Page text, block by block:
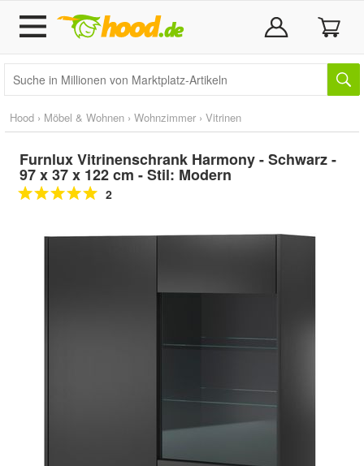
Hood › Möbel & Wohnen › Wohnzimmer › Vitrinen
Furnlux Vitrinenschrank Harmony - Schwarz -
97 x 37 x 122 cm - Stil: Modern
2